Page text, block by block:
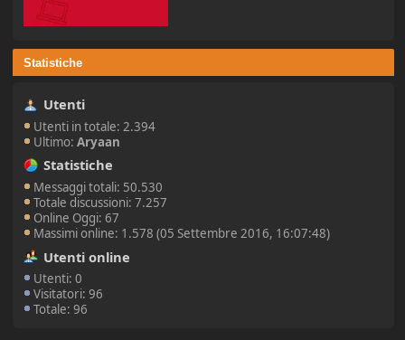
Statistiche
Utenti
Utenti in totale: 2.394
Ultimo:Aryaan
Statistiche
Messaggi totali: 50.530
Totale discussioni: 7.257
Online Oggi: 67
Massimi online: 1.578 (05 Settembre 2016, 16:07:48)
Utenti online
Utenti: 0
Visitatori: 96
Totale: 96